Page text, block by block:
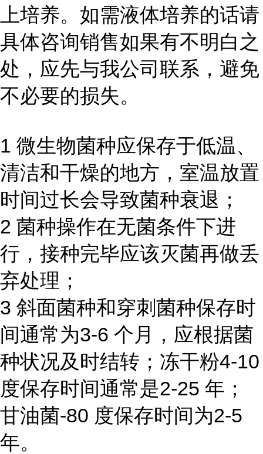
上培养。如需液体培养的话请
具体咨询销售如果有不明白之
处，应先与我公司联系，避免
不必要的损失。
1 微生物菌种应保存于低温、
清洁和干燥的地方，室温放置
时间过长会导致菌种衰退；
2 菌种操作在无菌条件下进
行，接种完毕应该灭菌再做丢
弃处理；
3 斜面菌种和穿刺菌种保存时
间通常为3-6 个月，应根据菌
种状况及时结转；冻干粉4-10
度保存时间通常是2-25 年；
甘油菌-80 度保存时间为2-5
年。